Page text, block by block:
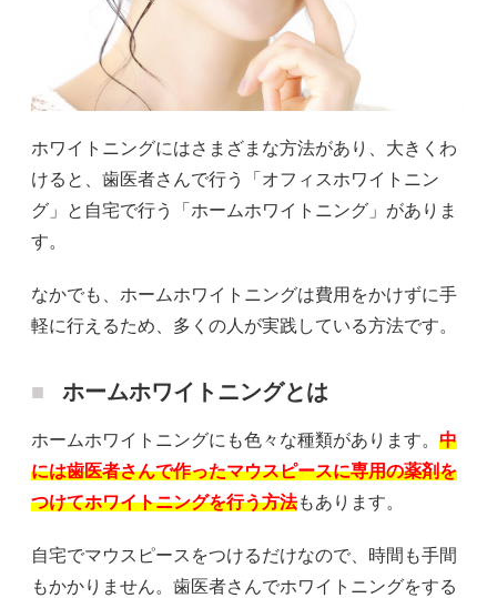
ホワイトニングにはさまざまな方法があり、大きくわ
けると、歯医者さんで行う「オフィスホワイトニン
グ」と自宅で行う「ホームホワイトニング」がありま
す。
なかでも、ホームホワイトニングは費用をかけずに手
軽に行えるため、多くの人が実践している方法です。
ホームホワイトニングとは
ホームホワイトニングにも色々な種類があります。 中
には歯医者さんで作ったマウスピースに専用の薬剤を
つけてホワイトニングを行う方法もあります。
自宅でマウスピースをつけるだけなので、時間も手間
もかかりません。歯医者さんでホワイトニングをする